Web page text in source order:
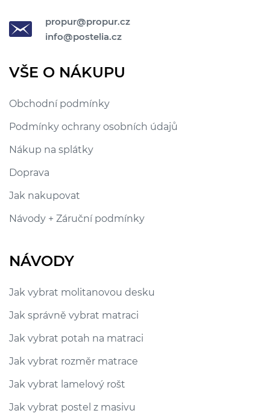
propur@propur.cz
info@postelia.cz
VŠE O NÁKUPU
Obchodní podmínky
Podmínky ochrany osobních údajů
Nákup na splátky
Doprava
Jak nakupovat
Návody + Záruční podmínky
NÁVODY
Jak vybrat molitanovou desku
Jak správně vybrat matraci
Jak vybrat potah na matraci
Jak vybrat rozměr matrace
Jak vybrat lamelový rošt
Jak vybrat postel z masivu